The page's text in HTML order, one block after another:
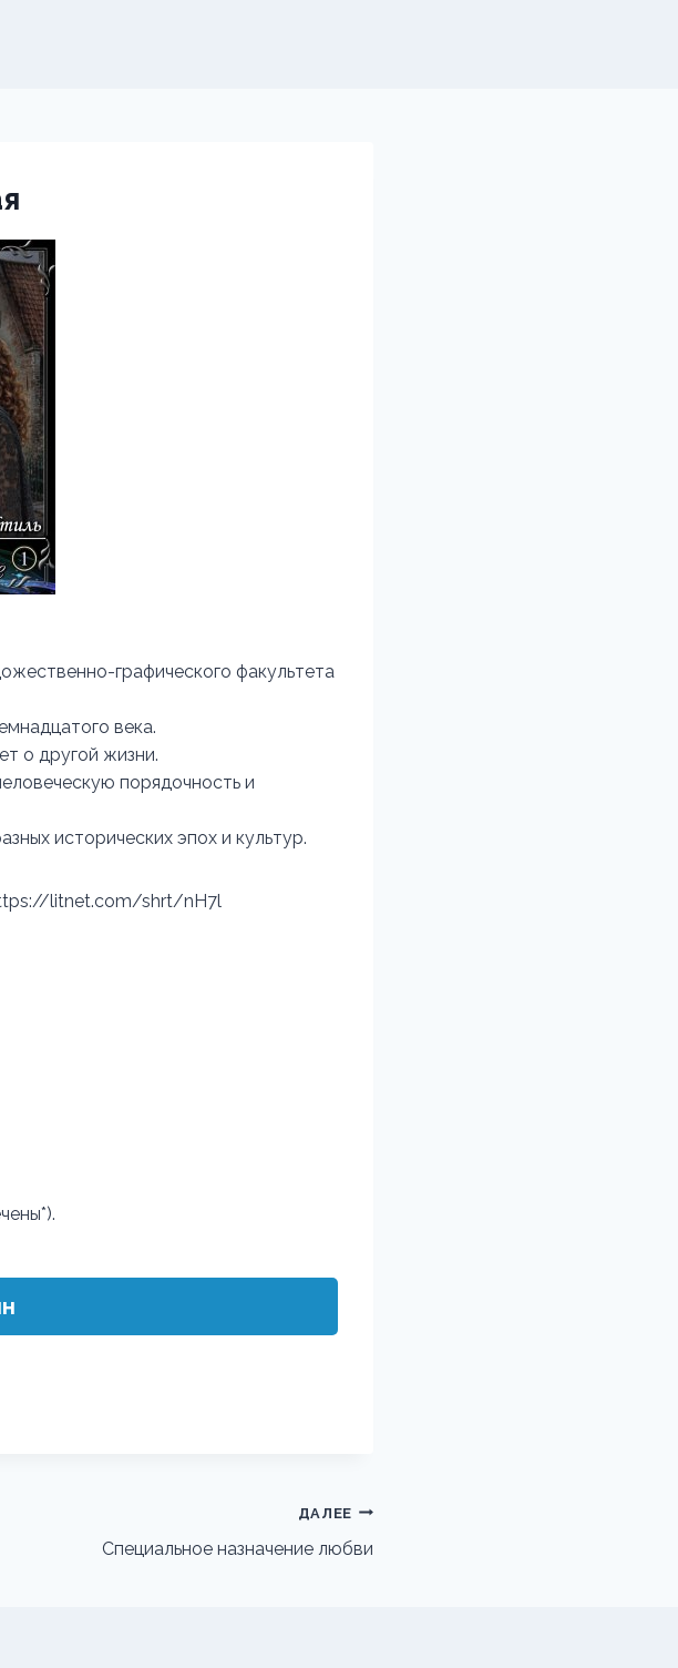
графического факультета
века.
о другой жизни.
порядочность и
исторических эпох и культур.
litnet.com/shrt/nH7l
ДАЛЕЕ
Специальное назначение любви